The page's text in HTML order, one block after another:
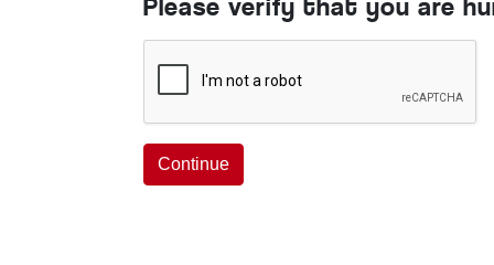
Please verify that you are
Continue